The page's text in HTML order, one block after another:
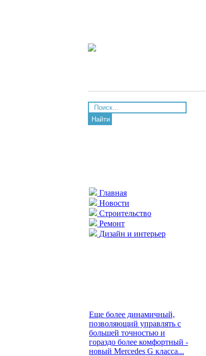
Найти
Главная
Новости
Строительство
Ремонт
Дизайн и интерьер
Еще более динамичный,
позволяющий управлять с
большей точностью и
гораздо более комфортный -
новый Mercedes G класса...